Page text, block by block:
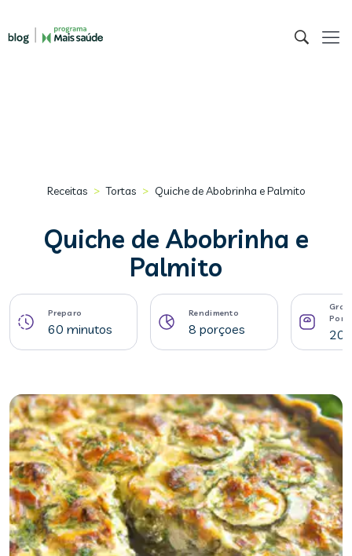
Receitas > Tortas > Quiche de Abobrinha e Palmito
Quiche de Abobrinha e
Palmito
Preparo
60 minutos
Rendimento
8 porçoes